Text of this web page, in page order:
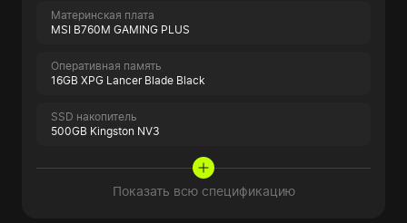
Материнская плата
MSI B760M GAMING PLUS
Оперативная память
16GB XPG Lancer Blade Black
SSD накопитель
500GB Kingston NV3
Показать всю спецификацию